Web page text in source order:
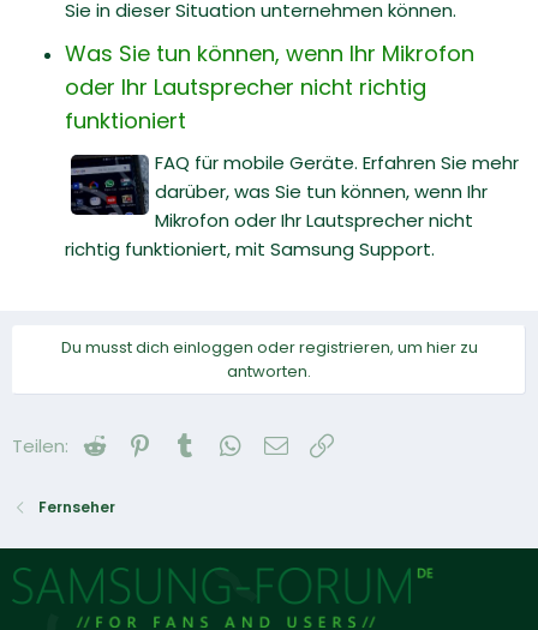
Sie in dieser Situation unternehmen können.
Was Sie tun können, wenn Ihr Mikrofon
oder Ihr Lautsprecher nicht richtig
funktioniert
FAQ für mobile Geräte. Erfahren Sie mehr
darüber, was Sie tun können, wenn Ihr
Mikrofon oder Ihr Lautsprecher nicht
richtig funktioniert, mit Samsung Support.
Du musst dich einloggen oder registrieren, um hier zu
antworten.
Teilen: Reddit Pinterest
Tumblr WhatsApp
E-Mail
Fernseher